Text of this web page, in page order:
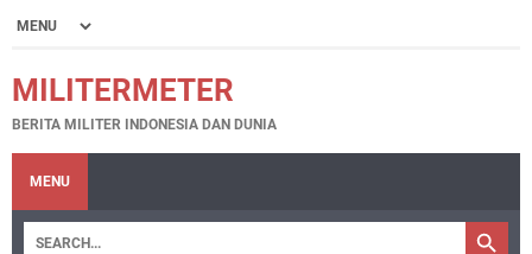
MILITERMETER
BERITA MILITER INDONESIA DAN DUNIA
MENU